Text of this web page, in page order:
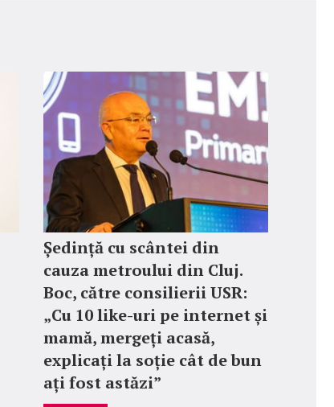
Ședință cu scântei din
cauza metroului din Cluj.
Boc, către consilierii USR:
„Cu 10 like-uri pe internet și
mamă, mergeți acasă,
explicați la soție cât de bun
ați fost astăzi”